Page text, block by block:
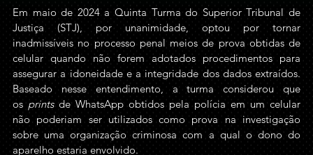
Em maio de 2024 a Quinta Turma do Superior Tribunal de
Justiça (STJ), por unanimidade, optou por tornar
inadmissíveis no processo penal meios de prova obtidas de
celular quando não forem adotados procedimentos para
assegurar a idoneidade e a integridade dos dados extraídos.
Baseado nesse entendimento, a turma considerou que
os prints de WhatsApp obtidos pela polícia em um celular
não poderiam ser utilizados como prova na investigação
sobre uma organização criminosa com a qual o dono do
aparelho estaria envolvido.